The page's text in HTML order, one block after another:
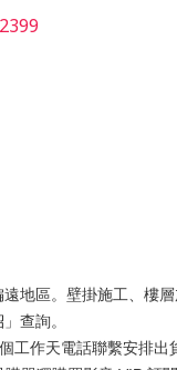
地區。壁掛施工、樓
」查詢。
工作天電話聯繫安排